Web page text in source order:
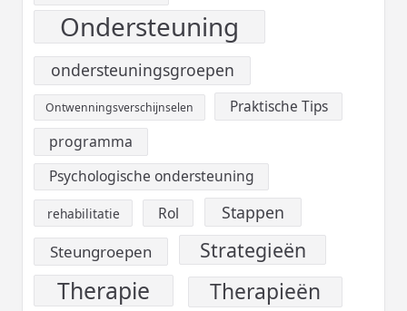
Ondersteuning
ondersteuningsgroepen
Ontwenningsverschijnselen Praktische Tips
programma
Psychologische ondersteuning
rehabilitatie Rol Stappen
Steungroepen Strategieën
Therapie Therapieën